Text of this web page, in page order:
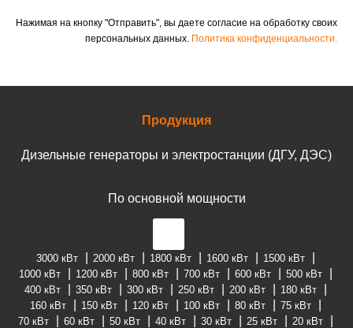
Нажимая на кнопку "Отправить", вы даете согласие на обработку своих
персональных данных. Политика конфиденциальности.
Продукция
Дизельные генераторы и электростанции (ДГУ, ДЭС)
По основной мощности
3000 кВт 2000 кВт 1800 кВт 1600 кВт
1500 кВт
1000 кВт
1200 кВт 800 кВт 700 кВт 600 кВт
500 кВт
400 кВт
350 кВт 300 кВт 250 кВт 200 кВт
180 кВт
160 кВт
150 кВт 120 кВт 100 кВт 80 кВт
75 кВт
70 кВт
60 кВт 50 кВт 40 кВт 30 кВт 25 кВт
20 кВт